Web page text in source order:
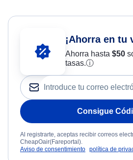
¡Ahorra en tu
Ahorra hasta $50
tasas.ⓘ
Consigue
Al registrarte, aceptas recibir correos
CheapOair(Fareportal).
Aviso de consentimiento política de